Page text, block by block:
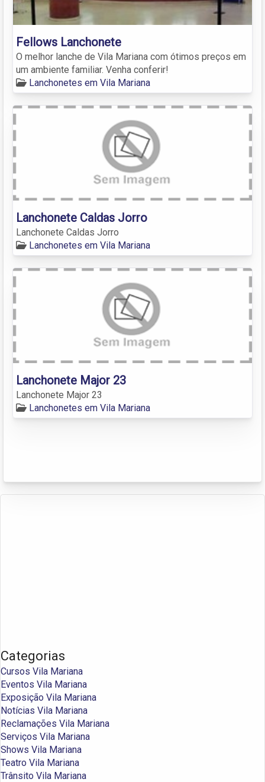
Fellows Lanchonete
O melhor lanche de Vila Mariana com ótimos preços em
um ambiente familiar. Venha conferir!
Lanchonetes em Vila Mariana
Lanchonete Caldas Jorro
Lanchonete Caldas Jorro
Lanchonetes em Vila Mariana
Lanchonete Major 23
Lanchonete Major 23
Lanchonetes em Vila Mariana
Categorias
Cursos Vila Mariana
Eventos Vila Mariana
Exposição Vila Mariana
Notícias Vila Mariana
Reclamações Vila Mariana
Serviços Vila Mariana
Shows Vila Mariana
Teatro Vila Mariana
Trânsito Vila Mariana